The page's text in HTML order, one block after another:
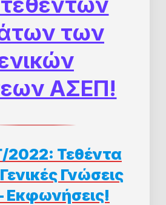
των
ΑΣΕΠ!
2022: Τεθέντα
Γνώσεις
Εκφωνήσεις!